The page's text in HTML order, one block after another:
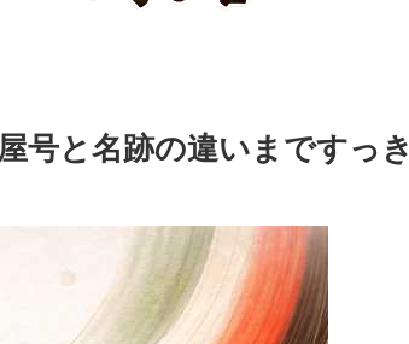
号と名跡の違いまですっき